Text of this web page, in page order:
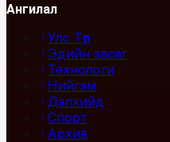
Ангилал
Улс Төр
Эдийн засаг
Технологи
Нийгэм
Дэлхийд
Спорт
Архив